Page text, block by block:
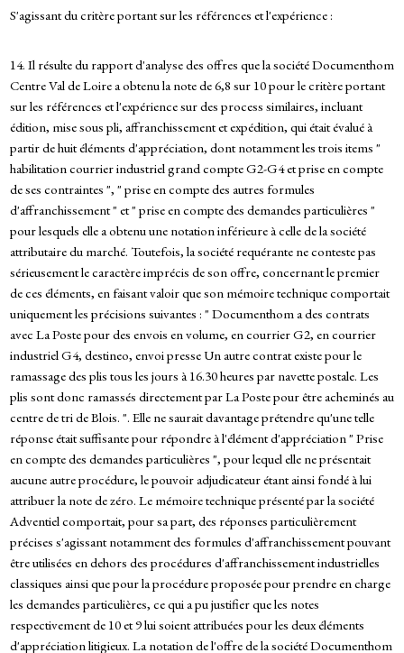
S'agissant du critère portant sur les références et l'expérience :
14. Il résulte du rapport d'analyse des offres que la société Documenthom
Centre Val de Loire a obtenu la note de 6,8 sur 10 pour le critère portant
sur les références et l'expérience sur des process similaires, incluant
édition, mise sous pli, affranchissement et expédition, qui était évalué à
partir de huit éléments d'appréciation, dont notamment les trois items "
habilitation courrier industriel grand compte G2-G4 et prise en compte
de ses contraintes ", " prise en compte des autres formules
d'affranchissement " et " prise en compte des demandes particulières "
pour lesquels elle a obtenu une notation inférieure à celle de la société
attributaire du marché. Toutefois, la société requérante ne conteste pas
sérieusement le caractère imprécis de son offre, concernant le premier
de ces éléments, en faisant valoir que son mémoire technique comportait
uniquement les précisions suivantes : " Documenthom a des contrats
avec La Poste pour des envois en volume, en courrier G2, en courrier
industriel G4, destineo, envoi presse Un autre contrat existe pour le
ramassage des plis tous les jours à 16.30 heures par navette postale. Les
plis sont donc ramassés directement par La Poste pour être acheminés au
centre de tri de Blois. ". Elle ne saurait davantage prétendre qu'une telle
réponse était suffisante pour répondre à l'élément d'appréciation " Prise
en compte des demandes particulières ", pour lequel elle ne présentait
aucune autre procédure, le pouvoir adjudicateur étant ainsi fondé à lui
attribuer la note de zéro. Le mémoire technique présenté par la société
Adventiel comportait, pour sa part, des réponses particulièrement
précises s'agissant notamment des formules d'affranchissement pouvant
être utilisées en dehors des procédures d'affranchissement industrielles
classiques ainsi que pour la procédure proposée pour prendre en charge
les demandes particulières, ce qui a pu justifier que les notes
respectivement de 10 et 9 lui soient attribuées pour les deux éléments
d'appréciation litigieux. La notation de l'offre de la société Documenthom